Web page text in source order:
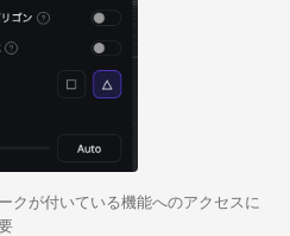
クが付いている機能へのアクセスに